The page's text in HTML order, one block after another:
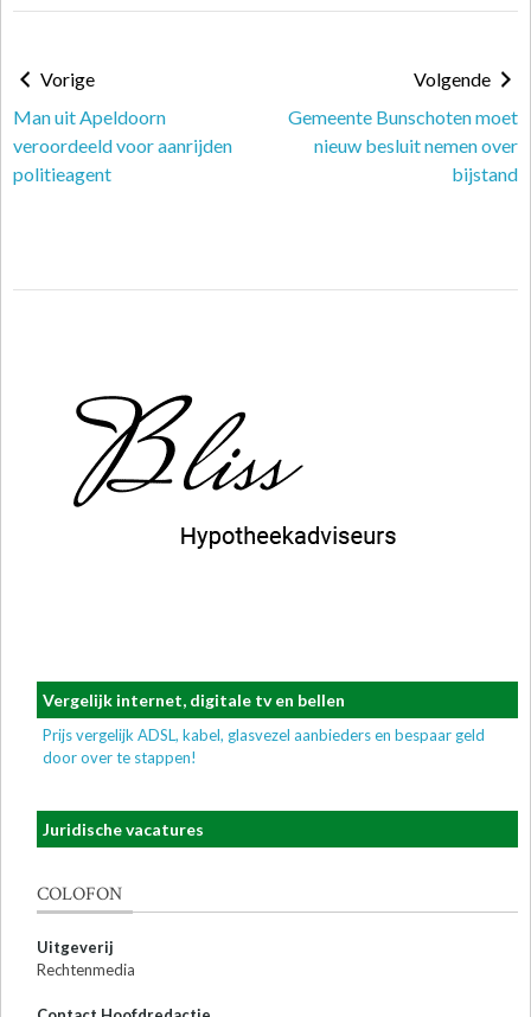
Vorige
Man uit Apeldoorn
veroordeeld voor aanrijden
politieagent
Volgende
Gemeente Bunschoten moet
nieuw besluit nemen over
bijstand
Vergelijk internet, digitale tv en bellen
Prijs vergelijk ADSL, kabel, glasvezel aanbieders en bespaar geld
door over te stappen!
Juridische vacatures
COLOFON
Uitgeverij
Rechtenmedia